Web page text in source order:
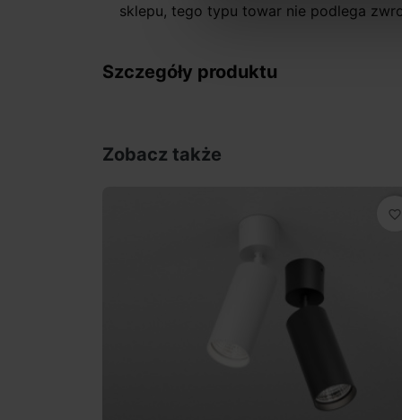
sklepu, tego typu towar nie podlega
Szczegóły produktu
Zobacz także
favorite_border